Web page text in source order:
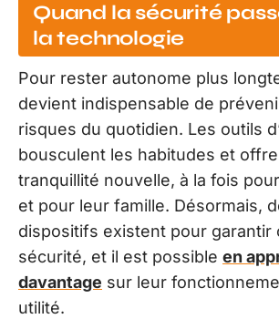
Quand la sécurité
la technologie
Pour rester autonome plus
devient indispensable de
risques du quotidien. Les outils
bousculent les habitudes et
tranquillité nouvelle, à la fois
et pour leur famille. Désormais,
dispositifs existent pour garantir
sécurité, et il est possible en
davantage sur leur
utilité.